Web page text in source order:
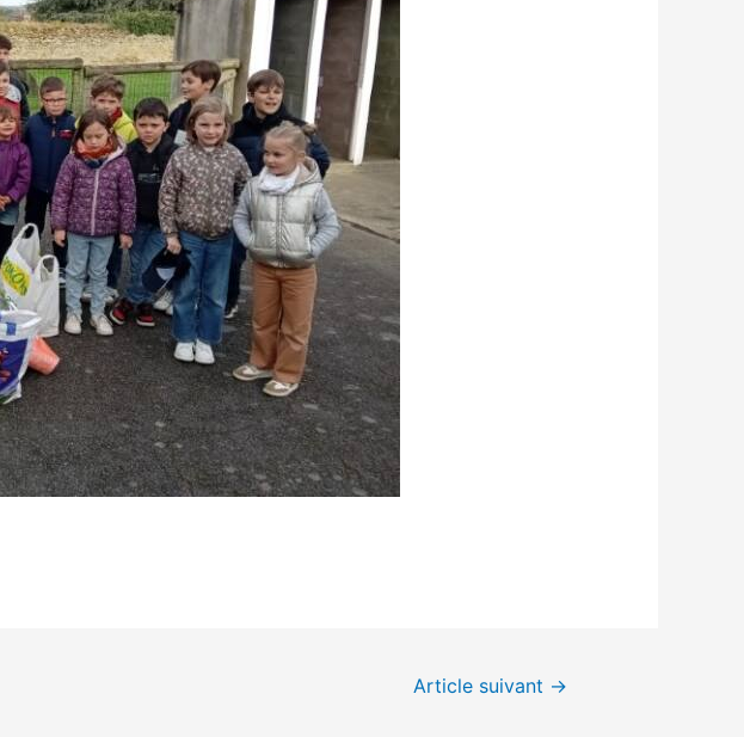
Article suivant →